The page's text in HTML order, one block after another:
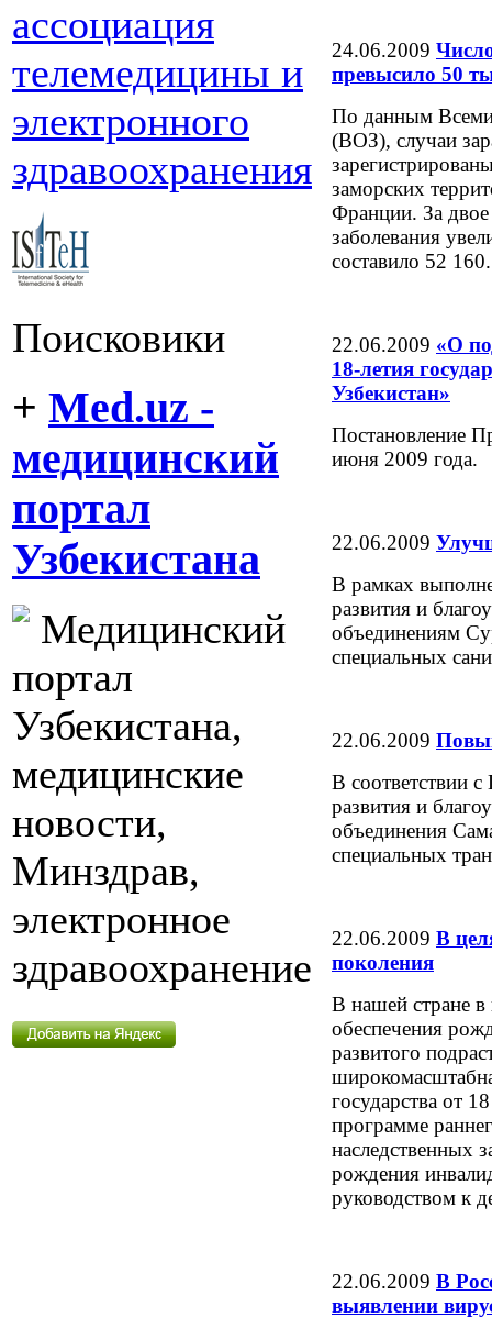
ассоциация
телемедицины и
электронного
здравоохранения
Поисковики
+ Med.uz -
медицинский
портал
Узбекистана
Медицинский
портал
Узбекистана,
медицинские
новости,
Минздрав,
электронное
здравоохранение
24.06.2009
превысило 50
По данным
(ВОЗ), случаи
заморских
Франции. За двое
заболевания
составило 52 160.
22.06.2009 «О
18-летия
Узбекистан»
Постановление
июня 2009 года.
22.06.2009
В рамках
развития и
объединениям
специальных
22.06.2009
В соответствии
развития и
объединения
специальных
22.06.2009 В
поколения
В нашей стране в
обеспечения
развитого
государства от
программе
наследственных
рождения
руководством к
22.06.2009 В
выявлении